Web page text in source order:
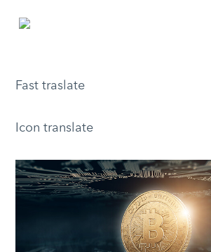
Fast traslate
Icon translate